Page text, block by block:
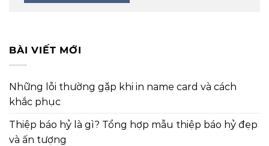
BÀI VIẾT MỚI
Những lỗi thường gặp khi in name card và cách
khắc phục
Thiệp báo hỷ là gì? Tổng hợp mẫu thiệp báo hỷ đẹp
và ấn tượng